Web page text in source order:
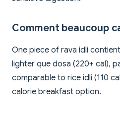
Comment beaucoup
One piece of rava idli
lighter que dosa (220+ cal),
comparable to rice idli (110
calorie breakfast option.